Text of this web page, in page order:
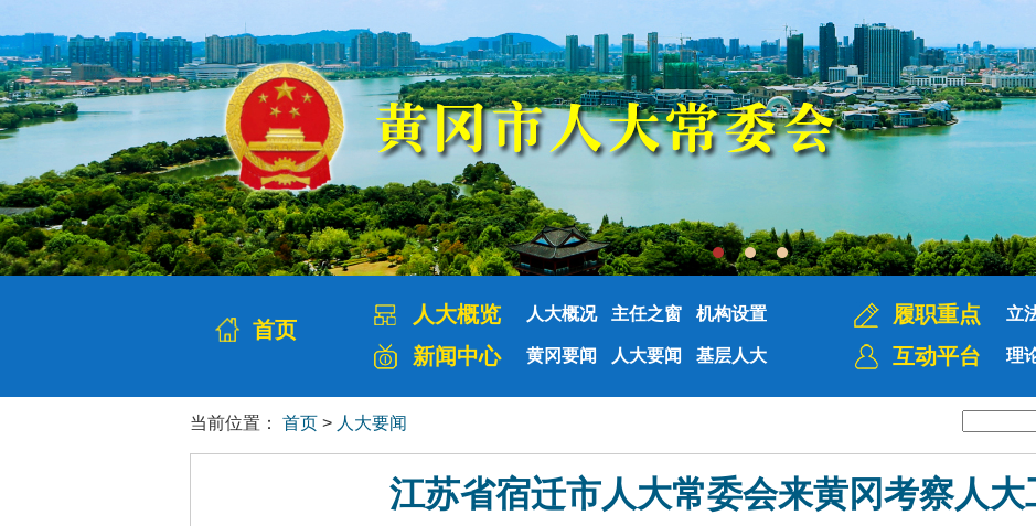
首页
人大概览 人大概况 主任之窗 机构设置
新闻中心 黄冈要闻 人大要闻 基层人大
履职重点 立
互动平台 理
当前位置： 首页 > 人大要闻
江苏省宿迁市人大常委会来黄冈考察人大